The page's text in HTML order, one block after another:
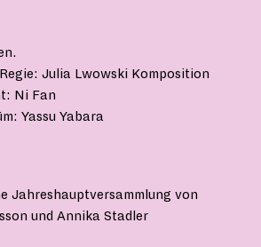
Julia Lwowski Komposition
Ni Fan
Yassu Yabara
Jahreshauptversammlung von
und Annika Stadler